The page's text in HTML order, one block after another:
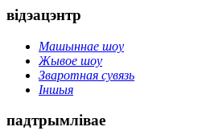
відэацэнтр
Машыннае шоу
Жывое шоу
Зваротная сувязь
Іншыя
падтрымлівае